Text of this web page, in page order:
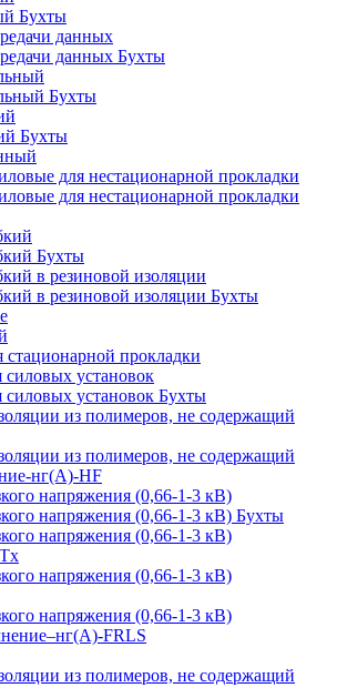
Бухты
данных
данных Бухты
Бухты
Бухты
для нестационарной прокладки
для нестационарной прокладки
Бухты
в резиновой изоляции
в резиновой изоляции Бухты
прокладки
силовых установок
силовых установок Бухты
из полимеров, не содержащий
из полимеров, не содержащий
нг(А)-HF
напряжения (0,66-1-3 кВ)
напряжения (0,66-1-3 кВ) Бухты
напряжения (0,66-1-3 кВ)
напряжения (0,66-1-3 кВ)
напряжения (0,66-1-3 кВ)
FRLS
из полимеров, не содержащий